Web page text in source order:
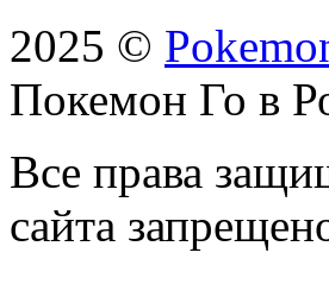
2025 ©
Покемон Го в
Все права
сайта